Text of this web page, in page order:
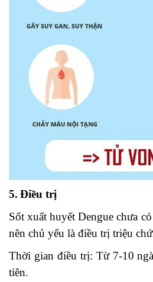
5. Điều trị
Sốt xuất huyết Dengue chưa
nên chủ yếu là điều trị triệu
Thời gian điều trị: Từ 7-10
tiên.